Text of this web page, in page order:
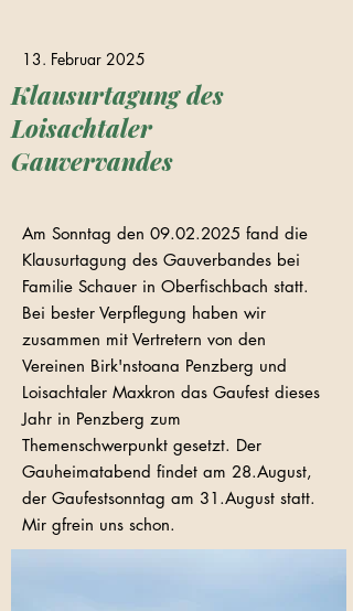
13. Februar 2025
Klausurtagung des
Loisachtaler
Gauvervandes
Am Sonntag den 09.02.2025 fand die
Klausurtagung des Gauverbandes bei
Familie Schauer in Oberfischbach statt.
Bei bester Verpflegung haben wir
zusammen mit Vertretern von den
Vereinen Birk'nstoana Penzberg und
Loisachtaler Maxkron das Gaufest dieses
Jahr in Penzberg zum
Themenschwerpunkt gesetzt. Der
Gauheimatabend findet am 28.August,
der Gaufestsonntag am 31.August statt.
Mir gfrein uns schon.